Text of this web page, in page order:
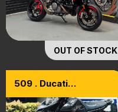
OUT OF STOCK
509 . Ducati
Model 2022